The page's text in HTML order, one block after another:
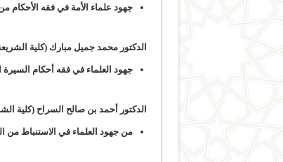
جهود علماء الأمة في فقه الأحكام
الدكتور محمد جميل مبارك (كلية
جهود العلماء في فقه أحكام السيرة
الدكتور أحمد بن صالح السراح (كلية
من جهود العلماء في الاستنباط من